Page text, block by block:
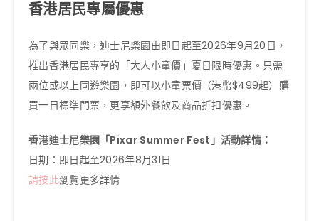
香港居民專屬優惠
為了與眾同樂，迪士尼樂園由即日起至2026年9月20日，
推出香港居民專享的「大人小童價」夏日限時優惠。只需
兩位或以上同遊樂園，即可以小童票價（港幣$499起）購
買一日標準門票，更享額外餐飲及商品折扣優惠。
香港迪士尼樂園「Pixar Summer Fest」活動詳情：
日期：即日起至2026年8月31日
請按此瀏覽更多詳情